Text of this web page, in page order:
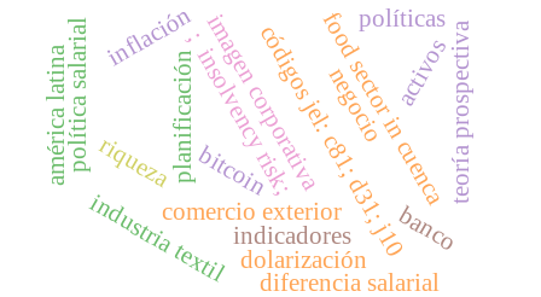
comercio exterior
códigos jel: c81; d31; j10
; insolvency risk;food sector in cuenca
planificación
industria textil
negocio teoría prospectiva
riqueza
diferencia salarial
indicadores
activos
política salarial inflación
dolarización
imagen corporativa
bitcoin
banco
américa latina
políticas